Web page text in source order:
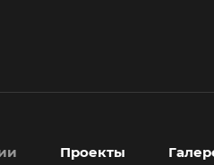
Проекты